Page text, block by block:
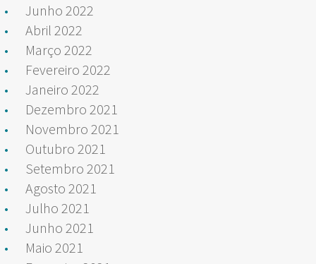
Junho 2022
Abril 2022
Março 2022
Fevereiro 2022
Janeiro 2022
Dezembro 2021
Novembro 2021
Outubro 2021
Setembro 2021
Agosto 2021
Julho 2021
Junho 2021
Maio 2021